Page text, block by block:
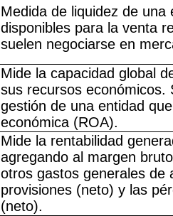
Medida de liquidez de
disponibles para la venta
suelen negociarse en
Mide la capacidad global
sus recursos económicos.
gestión de una entidad
económica (ROA).
Mide la rentabilidad
agregando al margen
otros gastos generales de
provisiones (neto) y las
(neto).